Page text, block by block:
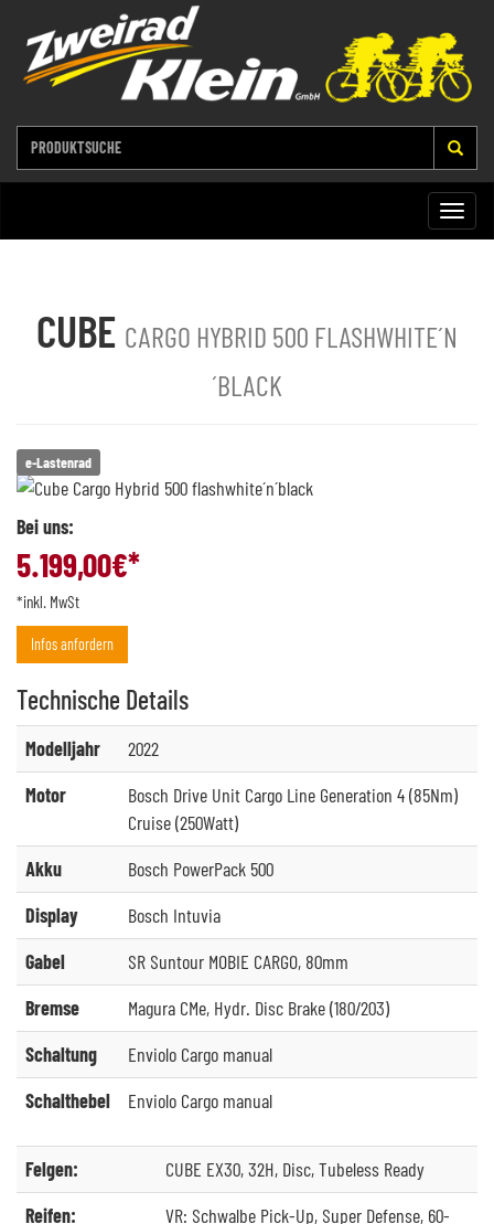
Toggle
CUBE CARGO HYBRID 500 FLASHWHITE´N
´BLACK
e-Lastenrad
Bei uns:
5.199,00€*
*inkl. MwSt
Infos anfordern
Technische Details
Modelljahr
2022
Motor
Bosch Drive Unit Cargo Line Generation 4 (85Nm)
Cruise (250Watt)
Akku
Bosch PowerPack 500
Display
Bosch Intuvia
Gabel
SR Suntour MOBIE CARGO, 80mm
Bremse
Magura CMe, Hydr. Disc Brake (180/203)
Schaltung
Enviolo Cargo manual
Schalthebel
Enviolo Cargo manual
Felgen:
CUBE EX30, 32H, Disc, Tubeless Ready
Reifen:
VR: Schwalbe Pick-Up, Super Defense, 60-